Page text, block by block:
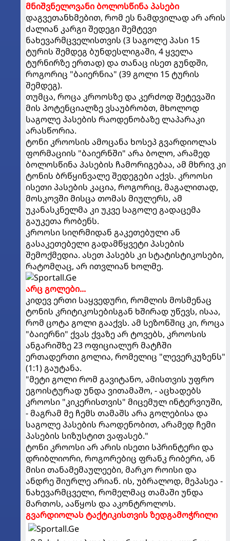
მნიშვნელოვანი ბოლოსწინა პასები
დაგვეთანხმებით, რომ ეს ნამდვილად არ არის
ძალიან კარგი შედეგი შემტევი
ნახევარმცველისთვის (3 საგოლე პასი 15
ტურის შემდეგ ბუნდესლიგაში, 4 ყველა
ტურნირზე ერთად) და თანაც ისეთ გუნდში,
როგორიც "ბაიერნია" (39 გოლი 15 ტურის
შემდეგ).
თუმცა, როცა კროოსზე და კერძოდ შეტევაში
მის პოტენციალზე ვსაუბრობთ, მხოლოდ
საგოლე პასების რაოდენობაზე ლაპარაკი
არასწორია.
ტონი კროოსის ამოცანა ხოსეპ გვარდიოლას
ფორმაციის "ბაიერნში" არა ბოლო, არამედ
ბოლოსწინა პასების ჩამორიგებაა, ამ მხრივ კი
ტონის ბრწყინვალე შედეგები აქვს. კროოსი
ისეთი პასების კაცია, როგორიც, მაგალითად,
მოსკოვში მისცა თომას მიულერს, ამ
უკანასკნელმა კი უკვე საგოლე გადაცემა
გაუკეთა რობენს.
კროოსი სიღრმიდან გაკეთებული ან
გასაკეთებელი გადამწყვეტი პასების
შემოქმედია. ასეთ პასებს კი სტატისტიკოსები,
რატომღაც, არ ითვლიან ხოლმე.
არც გოლები...
კიდევ ერთი საყვედური, რომლის მოსმენაც
ტონის კრიტიკოსებისგან ხშირად უწევს, ისაა,
რომ ცოტა გოლი გააქვს. ამ სეზონშიც კი, როცა
"ბაიერნი" ქვას ქვაზე არ ტოვებს, კროოსის
ანგარიშზე 23 ოფიციალურ მატჩში
ერთადერთი გოლია, რომელიც "ლევერკუზენს"
(1:1) გაუტანა.
"მეტი გოლი რომ გავიტანო, ამისთვის უფრო
ეგოისტურად უნდა ვითამაშო, - აცხადებს
კროოსი "კიკერისთვის" მიცემულ ინტერვიუში,
- მაგრამ მე ჩემს თამაშს არა გოლებისა და
საგოლე პასების რაოდენობით, არამედ ჩემი
პასების სიზუსტით ვაფასებ."
ტონი კროოსი არ არის ისეთი სპრინტერი და
დრიბლიორი, როგორებიც ფრანკ რიბერი, ან
მისი თანამემაულეები, მარკო როისი და
ანდრე შიურლე არიან. ის, უბრალოდ, მეპასეა -
ნახევარმცველი, რომელმაც თამაში უნდა
მართოს, ააწყოს და აკონტროლოს.
გვარდიოლას ტაქტიკისთვის ზედგამოჭრილი